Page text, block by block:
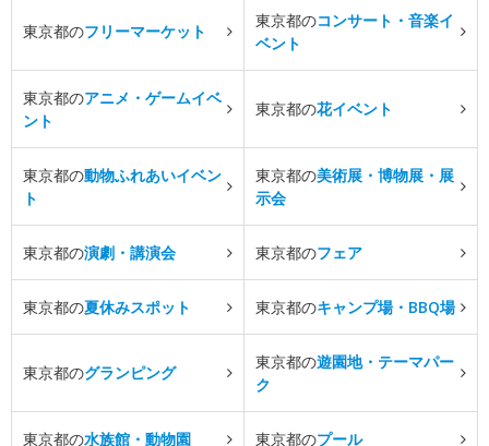
東京都のフリーマーケット
東京都のコンサート・音楽イ
ベント
東京都のアニメ・ゲームイベ
ント
東京都の花イベント
東京都の動物ふれあいイベン
ト
東京都の美術展・博物展・展
示会
東京都の演劇・講演会 東京都のフェア
東京都の夏休みスポット 東京都のキャンプ場・BBQ場
東京都のグランピング
東京都の遊園地・テーマパー
ク
東京都の水族館・動物園 東京都のプール